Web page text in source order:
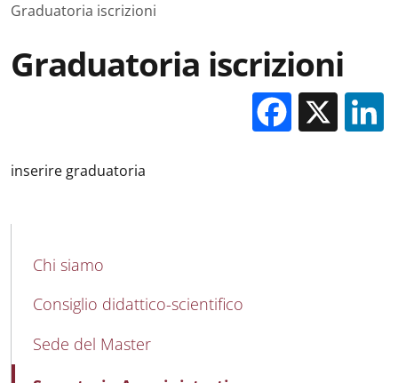
Graduatoria iscrizioni
Graduatoria iscrizioni
X
inserire graduatoria
MAIN NAVIGATION
Chi siamo
Consiglio didattico-scientifico
Sede del Master